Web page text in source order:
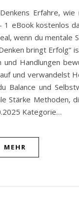
Erfahre,
1 eBook
wenn du
bringt
Handlungen
und
und
Methoden,
Kategorie…
MEHR